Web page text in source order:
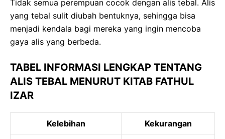
Tidak semua perempuan cocok dengan alis tebal. Alis
yang tebal sulit diubah bentuknya, sehingga bisa
menjadi kendala bagi mereka yang ingin mencoba
gaya alis yang berbeda.
TABEL INFORMASI LENGKAP TENTANG
ALIS TEBAL MENURUT KITAB FATHUL
IZAR
Kelebihan Kekurangan